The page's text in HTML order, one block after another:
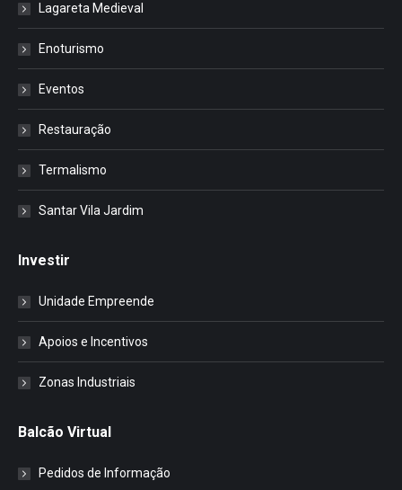
Lagareta Medieval
Enoturismo
Eventos
Restauração
Termalismo
Santar Vila Jardim
Investir
Unidade Empreende
Apoios e Incentivos
Zonas Industriais
Balcão Virtual
Pedidos de Informação